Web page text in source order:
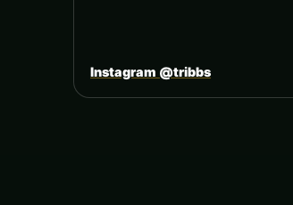
Instagram @tribbs